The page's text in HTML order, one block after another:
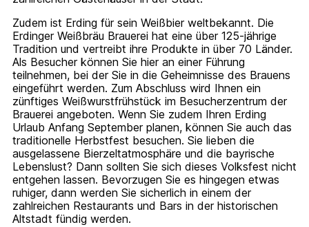
Zudem ist Erding für sein Weißbier weltbekannt. Die
Erdinger Weißbräu Brauerei hat eine über 125-jährige
Tradition und vertreibt ihre Produkte in über 70 Länder.
Als Besucher können Sie hier an einer Führung
teilnehmen, bei der Sie in die Geheimnisse des Brauens
eingeführt werden. Zum Abschluss wird Ihnen ein
zünftiges Weißwurstfrühstück im Besucherzentrum der
Brauerei angeboten. Wenn Sie zudem Ihren Erding
Urlaub Anfang September planen, können Sie auch das
traditionelle Herbstfest besuchen. Sie lieben die
ausgelassene Bierzeltatmosphäre und die bayrische
Lebenslust? Dann sollten Sie sich dieses Volksfest nicht
entgehen lassen. Bevorzugen Sie es hingegen etwas
ruhiger, dann werden Sie sicherlich in einem der
zahlreichen Restaurants und Bars in der historischen
Altstadt fündig werden.